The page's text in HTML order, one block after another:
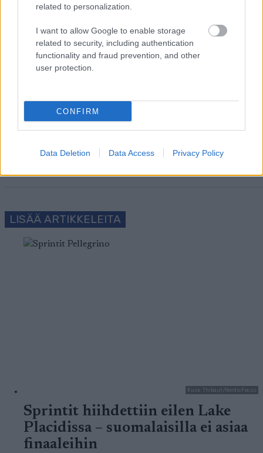
related to personalization.
I want to allow Google to enable storage
related to security, including authentication
functionality and fraud prevention, and other
user protection.
CONFIRM
Data Deletion Data Access Privacy Policy
Tilaa uutiskirjeemme
LISÄÄ ARTIKKELEITA
Kuva: Thibaut/NordicFocus
Sprintit hiihdettiin eilen Lake
Placidissa – suomalaisilla ei asiaa
finaaleihin